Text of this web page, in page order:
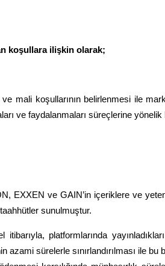
koşullara ilişkin olarak;
mali koşullarının belirlenmesi ile
ve faydalanmaları süreçlerine
EXXEN ve GAIN’in içeriklere ve
sunulmuştur.
itibarıyla, platformlarında
azami sürelerle sınırlandırılması ile